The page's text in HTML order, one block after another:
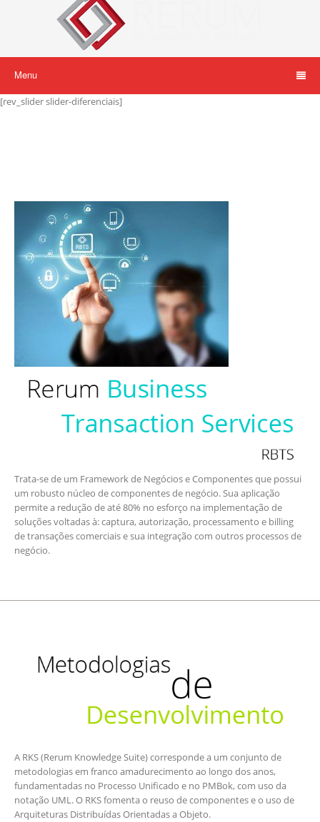
Menu
[rev_slider slider-diferenciais]
Trata-se de um Framework de Negócios e Componentes que possui
um robusto núcleo de componentes de negócio. Sua aplicação
permite a redução de até 80% no esforço na implementação de
soluções voltadas à: captura, autorização, processamento e billing
de transações comerciais e sua integração com outros processos de
negócio.
A RKS (Rerum Knowledge Suite) corresponde a um conjunto de
metodologias em franco amadurecimento ao longo dos anos,
fundamentadas no Processo Unificado e no PMBok, com uso da
notação UML. O RKS fomenta o reuso de componentes e o uso de
Arquiteturas Distribuídas Orientadas a Objeto.